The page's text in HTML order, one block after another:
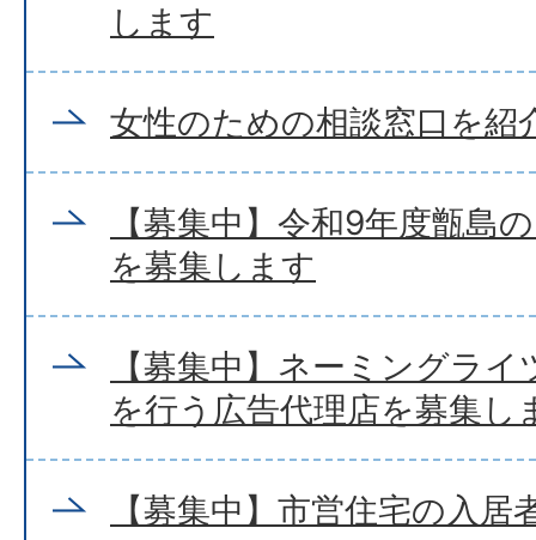
します
女性のための相談窓口を紹
【募集中】令和9年度甑島
を募集します
【募集中】ネーミングラ
を行う広告代理店を募集し
【募集中】市営住宅の入